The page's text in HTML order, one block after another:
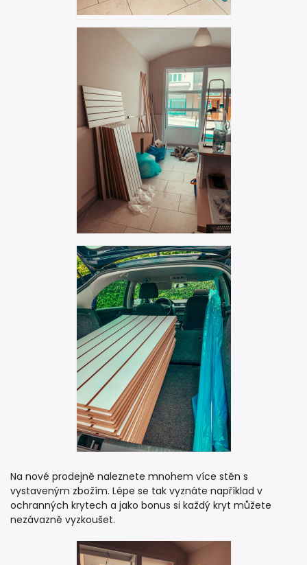
Na nové prodejně naleznete mnohem více stěn s
vystaveným zbožím. Lépe se tak vyznáte například v
ochranných krytech a jako bonus si každý kryt můžete
nezávazně vyzkoušet.